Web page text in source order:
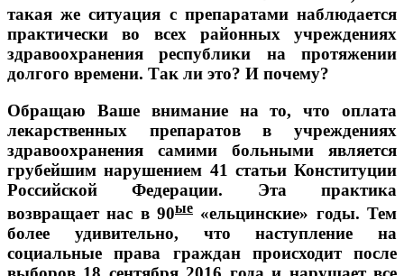
такая же ситуация с препаратами наблюдается
практически во всех районных учреждениях
здравоохранения республики на протяжении
долгого времени. Так ли это? И почему?
Обращаю Ваше внимание на то, что оплата
лекарственных препаратов в учреждениях
здравоохранения самими больными является
грубейшим нарушением 41 статьи Конституции
Российской Федерации. Эта практика
возвращает нас в 90ые «ельцинские» годы. Тем
более удивительно, что наступление на
социальные права граждан происходит после